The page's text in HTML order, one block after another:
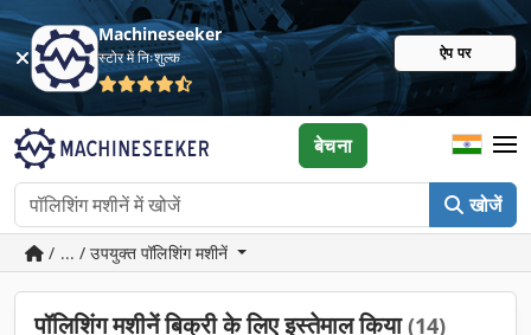
Machineseeker
स्टोर में निःशुल्क ऐप पर
खोजें
बेचना
/ ... / उपयुक्त पॉलिशिंग मशीनें
पॉलिशिंग मशीनें बिक्री के लिए इस्तेमाल किया(14)